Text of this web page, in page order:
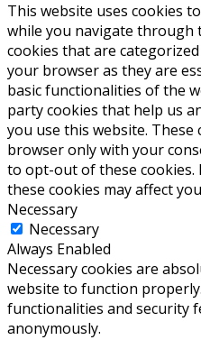
This website uses cookies
while you navigate through
cookies that are
your browser as they are
basic functionalities of the
party cookies that help us
you use this website.
browser only with your
to opt-out of these
these cookies may affect
Necessary
Necessary
Always Enabled
Necessary cookies are
website to function
functionalities and security
anonymously.